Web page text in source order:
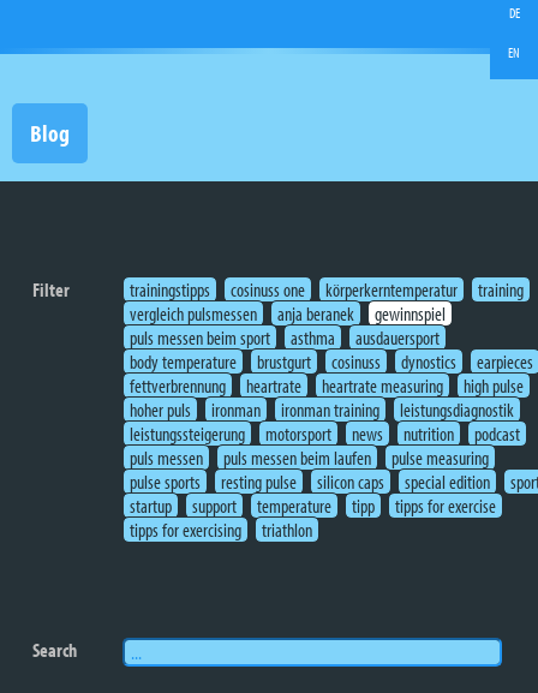
Blog
DE
EN
Filter trainingstipps cosinuss one körperkerntemperatur
training
vergleich pulsmessen
anja beranek
gewinnspiel
puls messen beim sport
asthma
ausdauersport
body temperature
brustgurt cosinuss dynostics
earpieces
fettverbrennung
heartrate heartrate measuring
high pulse
hoher puls
ironman ironman training
leistungsdiagnostik
leistungssteigerung
motorsport news nutrition
podcast
puls messen
puls messen beim laufen
pulse measuring
pulse sports
resting pulse silicon caps special edition
startup
support temperature tipp
tipps for exercise
tipps for exercising
triathlon
Search